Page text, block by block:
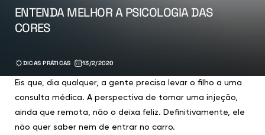
ENTENDA MELHOR A PSICOLOGIA DAS
CORES
DICAS PRÁTICAS 13/2/2020
Eis que, dia qualquer, a gente precisa levar o filho a uma
consulta médica. A perspectiva de tomar uma injeção,
ainda que remota, não o deixa feliz. Definitivamente, ele
não quer saber nem de entrar no carro.